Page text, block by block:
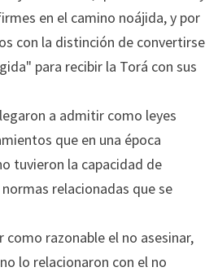
en el camino noájida, y por
con la distinción de convertirse
para recibir la Torá con sus
a admitir como leyes
que en una época
tuvieron la capacidad de
relacionadas que se
como razonable el no asesinar,
lo relacionaron con el no